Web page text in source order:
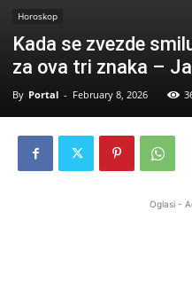
Horoskop
Kada se zvezde
za ova tri znaka –
By Portal - February 8, 2026
Oglasi -